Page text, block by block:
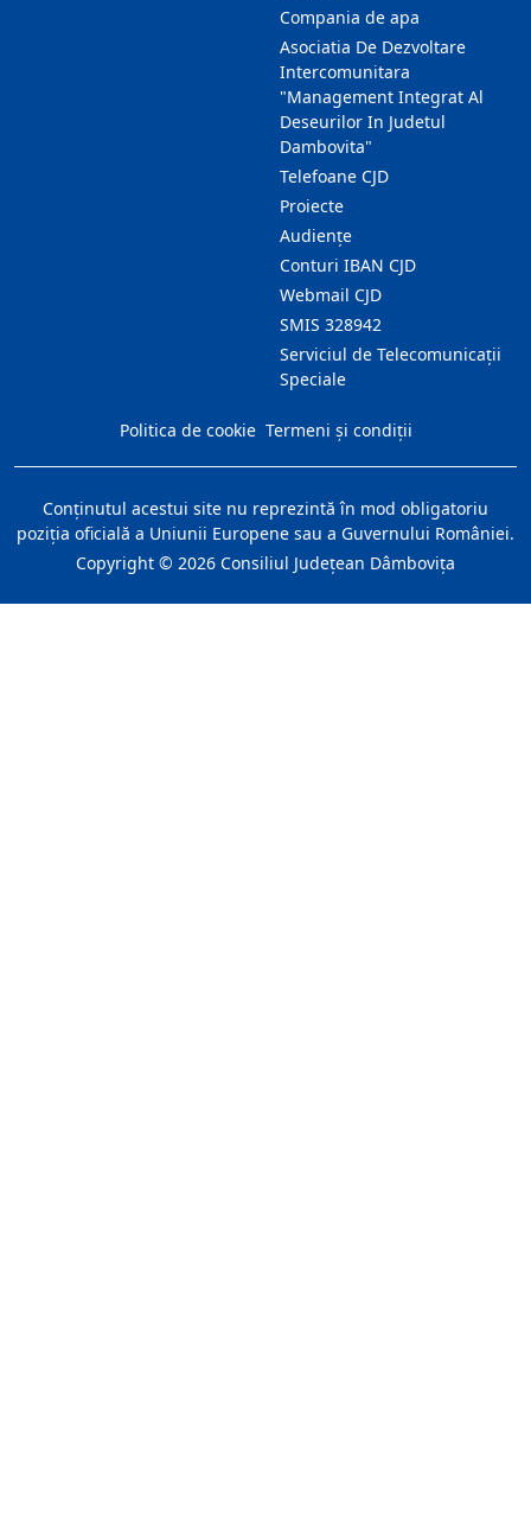
Compania de apa
Asociatia De Dezvoltare
Intercomunitara
"Management Integrat Al
Deseurilor In Judetul
Dambovita"
Telefoane CJD
Proiecte
Audienţe
Conturi IBAN CJD
Webmail CJD
SMIS 328942
Serviciul de Telecomunicații
Speciale
Politica de cookie Termeni și condiții
Conţinutul acestui site nu reprezintă în mod obligatoriu
poziţia oficială a Uniunii Europene sau a Guvernului României.
Copyright © 2026 Consiliul Judeţean Dâmboviţa